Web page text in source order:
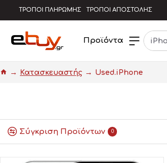
ΤΡΟΠΟΙ ΠΛΗΡΩΜΗΣ ΤΡΟΠΟΙ ΑΠΟΣΤΟΛΗΣ
Προϊόντα
Κατασκευαστής Used.iPhone
Σύγκριση Προϊόντων 0